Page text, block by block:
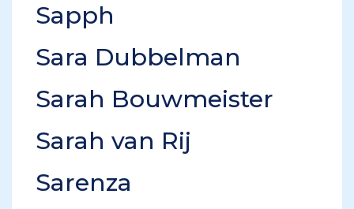
Sapph
Sara Dubbelman
Sarah Bouwmeister
Sarah van Rij
Sarenza